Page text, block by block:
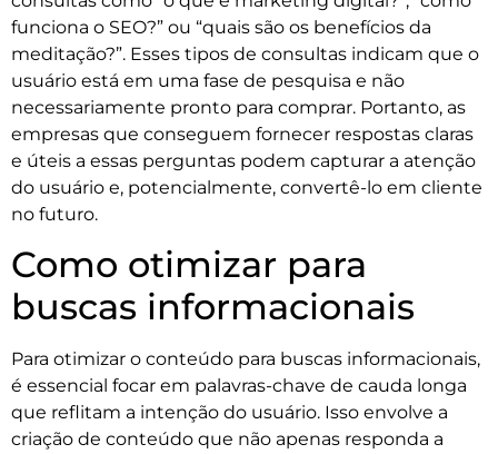
funciona o SEO?” ou “quais são os benefícios da
meditação?”. Esses tipos de consultas indicam que o
usuário está em uma fase de pesquisa e não
necessariamente pronto para comprar. Portanto, as
empresas que conseguem fornecer respostas claras
e úteis a essas perguntas podem capturar a atenção
do usuário e, potencialmente, convertê-lo em cliente
no futuro.
Como otimizar para
buscas informacionais
Para otimizar o conteúdo para buscas informacionais,
é essencial focar em palavras-chave de cauda longa
que reflitam a intenção do usuário. Isso envolve a
criação de conteúdo que não apenas responda a